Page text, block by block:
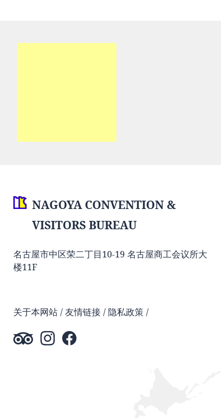
NAGOYA CONVENTION &
VISITORS BUREAU
名古屋市中区荣二丁目10-19 名古屋商工会议所大
楼11F
关于本网站 友情链接 隐私政策